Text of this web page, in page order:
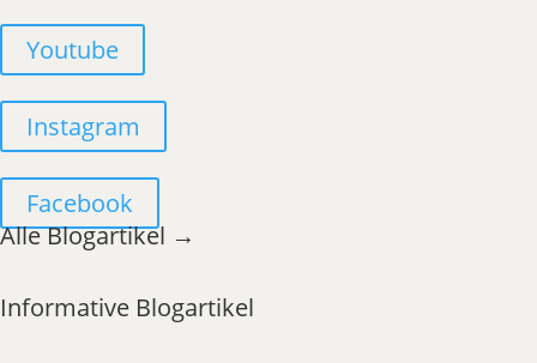
Youtube
Instagram
Facebook
Alle Blogartikel →
Informative Blogartikel